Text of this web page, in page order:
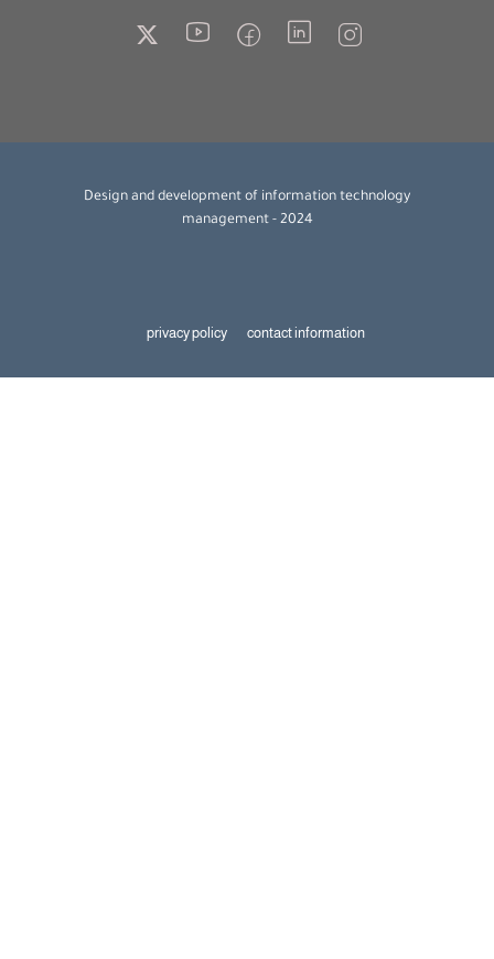
Design and development of information technology
management - 2024
privacy policy contact information